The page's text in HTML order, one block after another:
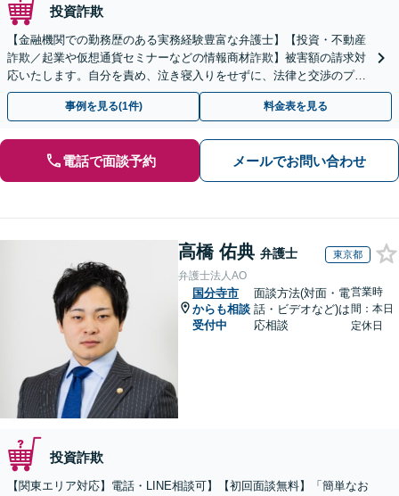
投資詐欺
【金融機関での勤務歴のある実務経験豊富な弁護士】【投資・不動産
詐欺／起業や仮想通貨セミナーなどの情報商材詐欺】被害額の請求対
応いたします。自分を責め、泣き寝入りをせずに、法律と交渉のプロ
にまずはご相談ください。【表参道駅から徒歩3分】
事例を見る(1件) 料金表を見る
電話で面談予約 メールでお問い合わせ
高橋 佑典 弁護士 東京都
弁護士法人AO
国分寺市
からも相談
受付中
面談方法(対面・電
話・ビデオなど)は
応相談
営業時
間：本日
定休日
投資詐欺
【関東エリア対応】電話・LINE相談可】【初回面談無料】「簡単なお